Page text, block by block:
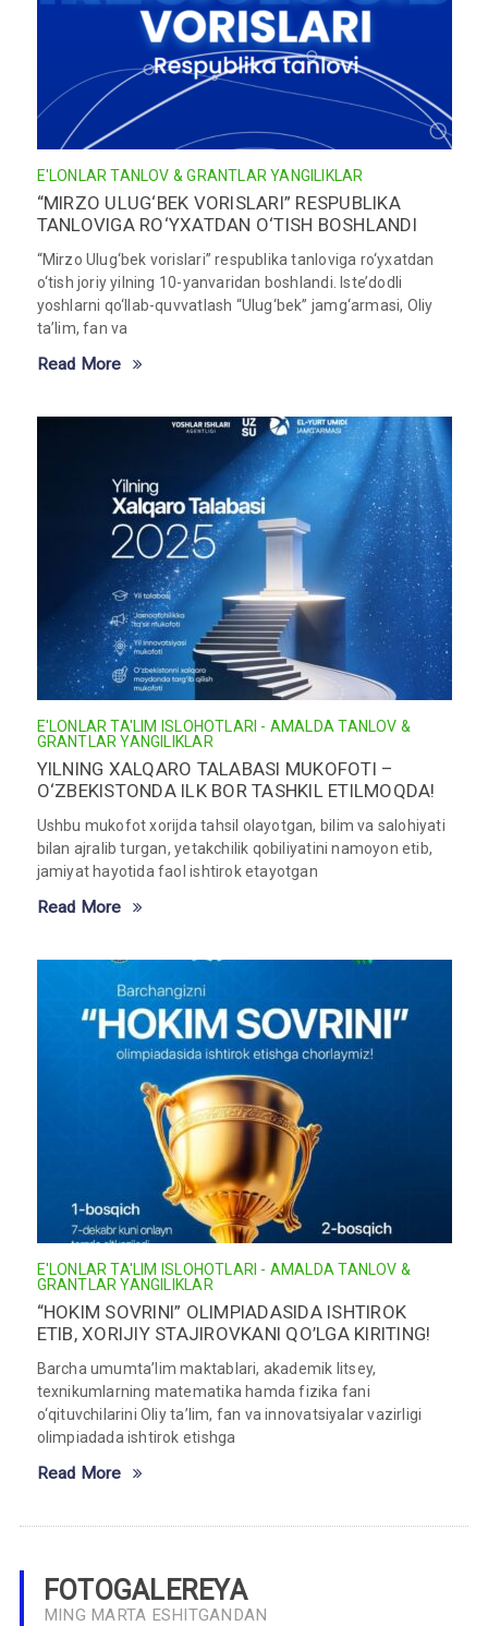
E'LONLAR TANLOV & GRANTLAR YANGILIKLAR
“MIRZO ULUG‘BEK VORISLARI” RESPUBLIKA
TANLOVIGA RO‘YXATDAN O‘TISH BOSHLANDI
“Mirzo Ulug‘bek vorislari” respublika tanloviga ro‘yxatdan
o‘tish joriy yilning 10-yanvaridan boshlandi. Iste’dodli
yoshlarni qo‘llab-quvvatlash “Ulug‘bek” jamg‘armasi, Oliy
ta’lim, fan va
Read More
E'LONLAR TA'LIM ISLOHOTLARI - AMALDA TANLOV &
GRANTLAR YANGILIKLAR
YILNING XALQARO TALABASI MUKOFOTI –
O‘ZBEKISTONDA ILK BOR TASHKIL ETILMOQDA!
Ushbu mukofot xorijda tahsil olayotgan, bilim va salohiyati
bilan ajralib turgan, yetakchilik qobiliyatini namoyon etib,
jamiyat hayotida faol ishtirok etayotgan
Read More
E'LONLAR TA'LIM ISLOHOTLARI - AMALDA TANLOV &
GRANTLAR YANGILIKLAR
“HOKIM SOVRINI” OLIMPIADASIDA ISHTIROK
ETIB, XORIJIY STAJIROVKANI QO’LGA KIRITING!
Barcha umumtaʼlim maktablari, akademik litsey,
texnikumlarning matematika hamda fizika fani
o‘qituvchilarini Oliy taʼlim, fan va innovatsiyalar vazirligi
olimpiadada ishtirok etishga
Read More
FOTOGALEREYA
MING MARTA ESHITGANDAN